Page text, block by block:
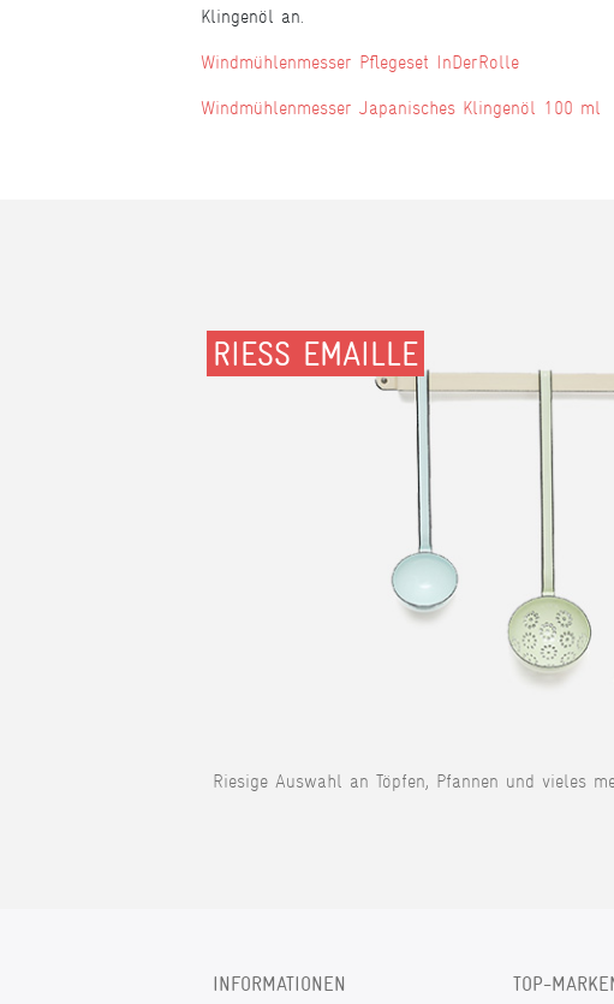
Klingenöl an.
Windmühlenmesser Pflegeset InDerRolle
Windmühlenmesser Japanisches Klingenöl 100 ml
RIESS EMAILLE
Riesige Auswahl an Töpfen, Pfannen und vieles
INFORMATIONEN
TOP-